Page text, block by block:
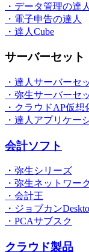
・データ管理の達人
・電子申告の達人
・達人Cube
サーバーセット
・達人サーバーセ
・弥生サーバーセ
・クラウドAP仮想
・達人アプリケー
会計ソフト
・弥生シリーズ
・弥生ネットワー
・会計王
・ジョブカン
・PCAサブスク
クラウド製品